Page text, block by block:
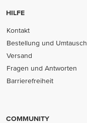
HILFE
Kontakt
Bestellung und Umtausch
Versand
Fragen und Antworten
Barrierefreiheit
COMMUNITY